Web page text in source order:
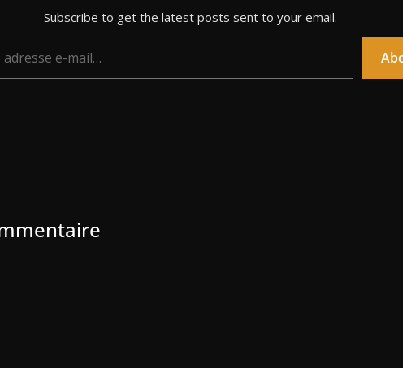
Subscribe to get the latest posts sent to your email.